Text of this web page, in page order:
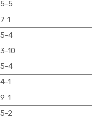
5-5
7-1
5-4
3-10
5-4
4-1
9-1
5-2